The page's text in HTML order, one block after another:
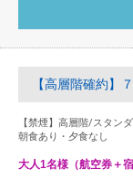
【高層階確約】
【禁煙】高層階/スタン
朝食あり・夕食なし
大人1名様（航空券＋